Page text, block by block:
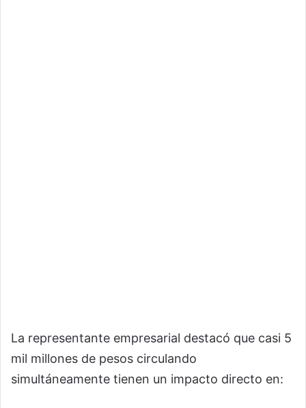
La representante empresarial destacó que casi 5
mil millones de pesos circulando
simultáneamente tienen un impacto directo en: